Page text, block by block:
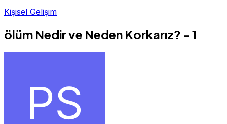
Kişisel Gelişim
ölüm Nedir ve Neden Korkarız? - 1